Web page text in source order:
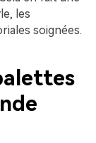
les
soignées.